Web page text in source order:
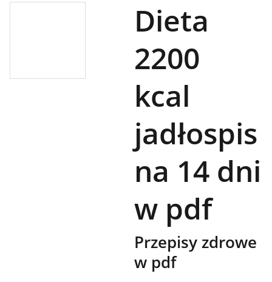
Dieta
2200
kcal
jadłospis
na 14 dni
w pdf
Przepisy zdrowe
w pdf